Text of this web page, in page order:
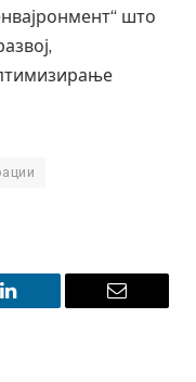
што
LinkedIn Email